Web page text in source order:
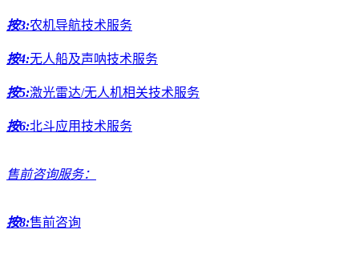
按3:农机导航技术服务
按4:无人船及声呐技术服务
按5:激光雷达/无人机相关技术服务
按6:北斗应用技术服务
售前咨询服务：
按8:售前咨询